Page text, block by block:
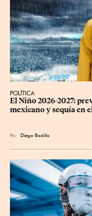
POLÍTICA
El Niño 2026-2027:
mexicano y sequía en
Por Diego Badillo